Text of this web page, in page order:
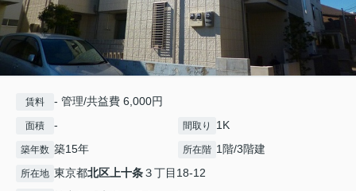
賃料 - 管理/共益費 6,000円
面積 - 間取り 1K
築年数 築15年 所在階 1階/3階建
所在地 東京都北区 上十条３丁目18-12